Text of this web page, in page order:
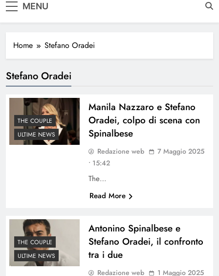
MENU
Home Stefano Oradei
Stefano Oradei
THE COUPLE
ULTIME NEWS
Manila Nazzaro e Stefano
Oradei, colpo di scena con
Spinalbese
Redazione web
7 Maggio 2025
• 15:42
The…
Read More
THE COUPLE
ULTIME NEWS
Antonino Spinalbese e
Stefano Oradei, il confronto
tra i due
Redazione web
1 Maggio 2025